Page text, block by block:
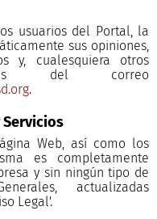
usuarios del Portal, la
sus opiniones,
y, cualesquiera otros
del correo
.
Servicios
Web, así como los
es completamente
y sin ningún tipo de
actualizadas
Legal'.